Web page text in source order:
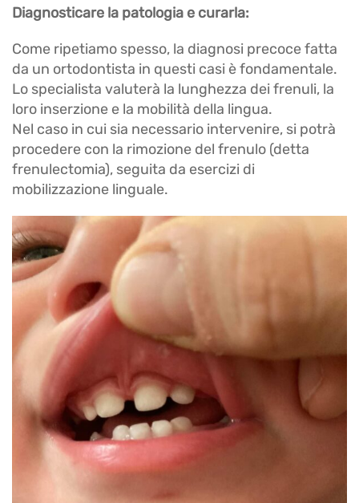
Diagnosticare la patologia e curarla:
Come ripetiamo spesso, la diagnosi precoce fatta
da un ortodontista in questi casi è fondamentale.
Lo specialista valuterà la lunghezza dei frenuli, la
loro inserzione e la mobilità della lingua.
Nel caso in cui sia necessario intervenire, si potrà
procedere con la rimozione del frenulo (detta
frenulectomia), seguita da esercizi di
mobilizzazione linguale.